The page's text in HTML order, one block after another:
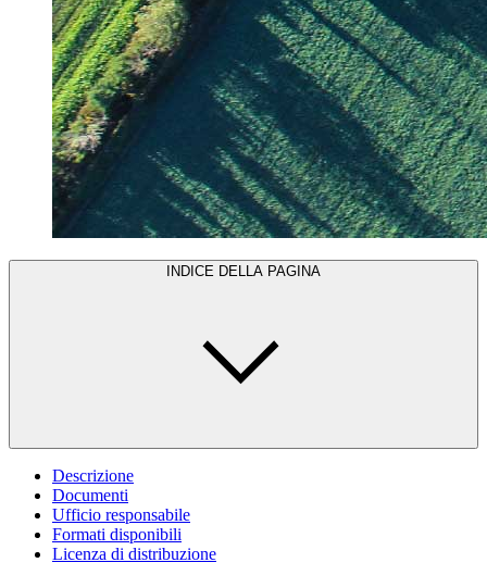
INDICE DELLA PAGINA
Descrizione
Documenti
Ufficio responsabile
Formati disponibili
Licenza di distribuzione